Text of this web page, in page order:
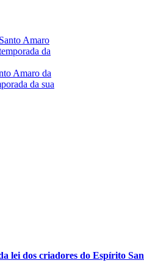
Amaro da
da sua
lei dos criadores do Espírito